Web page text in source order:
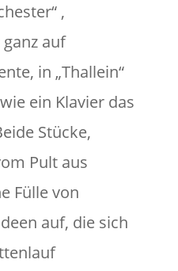
,
auf
in „Thallein“
ein Klavier das
Stücke,
Pult aus
Fülle von
auf, die sich